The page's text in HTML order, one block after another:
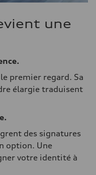
une
premier regard. Sa
élargie traduisent
des signatures
option. Une
votre identité à